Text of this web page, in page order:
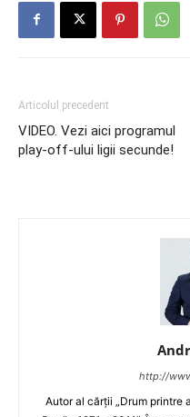
Articolul precedent
VIDEO. Vezi aici programul
play-off-ului ligii secunde!
http://
Autor al cărţii „Drum printre